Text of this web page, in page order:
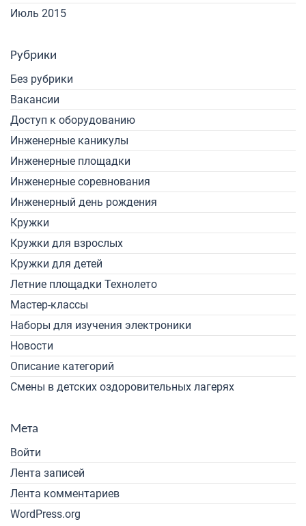
Июль 2015
Рубрики
Без рубрики
Вакансии
Доступ к оборудованию
Инженерные каникулы
Инженерные площадки
Инженерные соревнования
Инженерный день рождения
Кружки
Кружки для взрослых
Кружки для детей
Летние площадки Технолето
Мастер-классы
Наборы для изучения электроники
Новости
Описание категорий
Смены в детских оздоровительных лагерях
Мета
Войти
Лента записей
Лента комментариев
WordPress.org